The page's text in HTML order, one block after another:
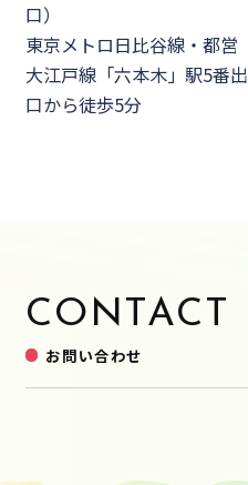
口）
東京メトロ日比谷線・都営
大江戸線「六本木」駅5番出
口から徒歩5分
CONTACT
お問い合わせ